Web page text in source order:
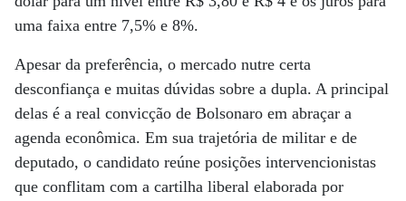
uma faixa entre 7,5% e 8%.
Apesar da preferência, o mercado nutre certa
desconfiança e muitas dúvidas sobre a dupla. A principal
delas é a real convicção de Bolsonaro em abraçar a
agenda econômica. Em sua trajetória de militar e de
deputado, o candidato reúne posições intervencionistas
que conflitam com a cartilha liberal elaborada por